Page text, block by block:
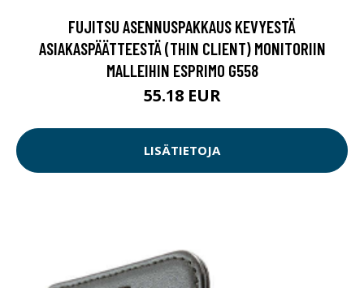
FUJITSU ASENNUSPAKKAUS KEVYESTÄ
ASIAKASPÄÄTTEESTÄ (THIN CLIENT) MONITORIIN
MALLEIHIN ESPRIMO G558
55.18 EUR
LISÄTIETOJA